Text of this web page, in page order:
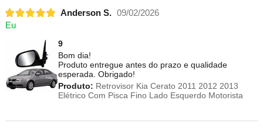
Anderson S. 09/02/2026
Eu
9
Bom dia!
Produto entregue antes do prazo e qualidade
esperada. Obrigado!
Produto: Retrovisor Kia Cerato 2011 2012 2013
Elétrico Com Pisca Fino Lado Esquerdo Motorista